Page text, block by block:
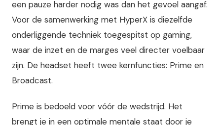
een pauze harder nodig was dan het gevoel aangaf.
Voor de samenwerking met HyperX is diezelfde
onderliggende techniek toegespitst op gaming,
waar de inzet en de marges veel directer voelbaar
zijn. De headset heeft twee kernfuncties: Prime en
Broadcast.
Prime is bedoeld voor vóór de wedstrijd. Het
brengt je in een optimale mentale staat door je